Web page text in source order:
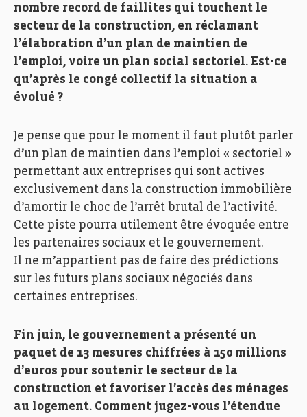
nombre record de faillites qui touchent le
secteur de la construction, en réclamant
l’élaboration d’un plan de maintien de
l’emploi, voire un plan social sectoriel. Est-ce
qu’après le congé collectif la situation a
évolué ?
Je pense que pour le moment il faut plutôt parler
d’un plan de maintien dans l’emploi « sectoriel »
permettant aux entreprises qui sont actives
exclusivement dans la construction immobilière
d’amortir le choc de l’arrêt brutal de l’activité.
Cette piste pourra utilement être évoquée entre
les partenaires sociaux et le gouvernement.
Il ne m’appartient pas de faire des prédictions
sur les futurs plans sociaux négociés dans
certaines entreprises.
Fin juin, le gouvernement a présenté un
paquet de 13 mesures chiffrées à 150 millions
d’euros pour soutenir le secteur de la
construction et favoriser l’accès des ménages
au logement. Comment jugez-vous l’étendue